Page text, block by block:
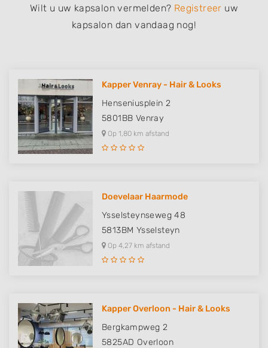
Wilt u uw kapsalon vermelden? Registreer uw
kapsalon dan vandaag nog!
Kapper Venray - Hair & Looks
Henseniusplein 2
5801BB Venray
Op 1,80 km afstand
Doevelaar Haarmode
Ysselsteynseweg 48
5813BM Ysselsteyn
Op 4,27 km afstand
Kapper Overloon - Hair & Looks
Bergkampweg 2
5825AD Overloon